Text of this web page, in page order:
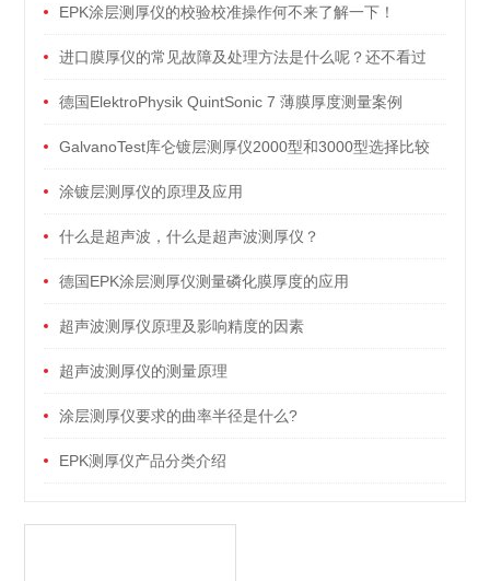
涂层测厚仪检测塑料保险杠分层涂层厚度
EPK涂层测厚仪的校验校准操作何不来了解一下！
进口膜厚仪的常见故障及处理方法是什么呢？还不看过
了！德国ElektroPhysik QuintSonic 7 薄膜厚度测量案例
GalvanoTest库仑镀层测厚仪2000型和3000型选择比较
涂镀层测厚仪的原理及应用
什么是超声波，什么是超声波测厚仪？
德国EPK涂层测厚仪测量磷化膜厚度的应用
超声波测厚仪原理及影响精度的因素
超声波测厚仪的测量原理
涂层测厚仪要求的曲率半径是什么?
EPK测厚仪产品分类介绍